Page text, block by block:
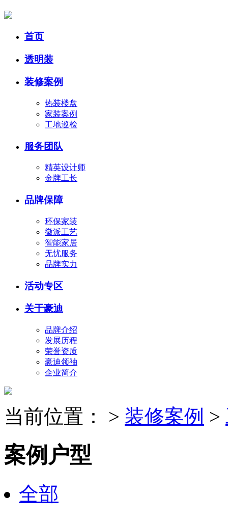
首页
透明装
装修案例
热装楼盘
家装案例
工地巡检
服务团队
精英设计师
金牌工长
品牌保障
环保家装
徽派工艺
智能家居
无忧服务
品牌实力
活动专区
关于豪迪
品牌介绍
发展历程
荣誉资质
豪迪领袖
企业简介
当前位置： > 装修案例 >
案例户型
全部